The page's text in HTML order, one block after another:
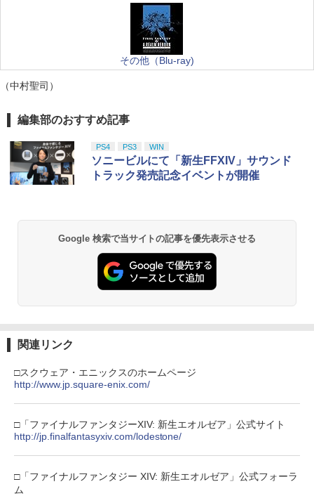
その他（Blu-ray)
（中村聖司）
編集部のおすすめ記事
PS4 PS3 WIN
ソニービルにて「新生FFXIV」サウンド
トラック発売記念イベントが開催
Google 検索で当サイトの記事を優先表示させる
関連リンク
□スクウェア・エニックスのホームページ
http://www.jp.square-enix.com/
□「ファイナルファンタジーXIV: 新生エオルゼア」公式サイト
http://jp.finalfantasyxiv.com/lodestone/
□「ファイナルファンタジー XIV: 新生エオルゼア」公式フォーラ
ム